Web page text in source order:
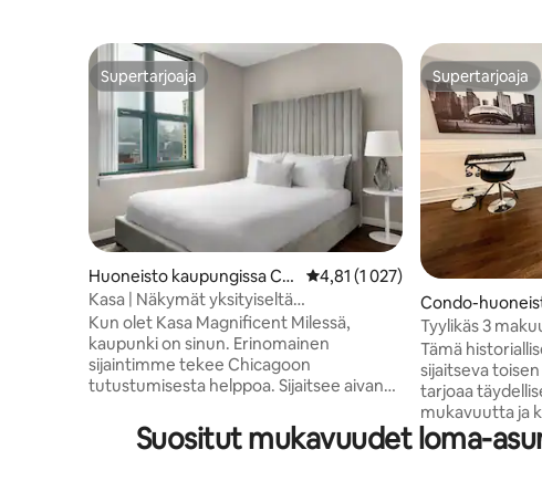
Supertarjoaja
Supertarjoaja
Huoneisto kaupungissa Chi
cago
Keskimääräinen arvio 4,81/5, 1
4,81 (1 027)
Kasa | Näkymät yksityiseltä
parvekkeeltasi | Chicago
Kun olet Kasa Magnificent Milessä,
kaupunki on sinun. Erinomainen
sijaintimme tekee Chicagoon
tutustumisesta helppoa. Sijaitsee aivan
muutaman askeleen päässä Oak Street
Beachiltä, lyhyen kävelymatkan päässä
Supertarjoaja
Supertarjoaja
Condo-
ssa Chicago
Tyylikäs 3
minuuttia
Tämä
sijaitseva
tarjoaa
mukavuutta ja
minuutin
Districtistä,
Suositut mukavuudet loma-